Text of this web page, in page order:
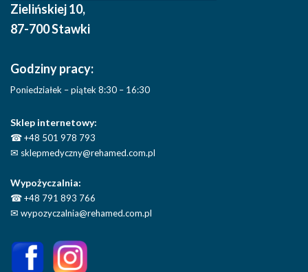
Zielińskiej 10,
87-700 Stawki
Godziny pracy:
Poniedziałek – piątek 8:30 – 16:30
Sklep internetowy:
☎+48 501 978 793
✉ sklepmedyczny@rehamed.com.pl
Wypożyczalnia:
☎+48 791 893 766
✉ wypozyczalnia@rehamed.com.pl